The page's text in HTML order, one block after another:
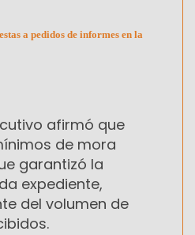
a pedidos de informes en la
afirmó que
de mora
garantizó la
expediente,
del volumen de